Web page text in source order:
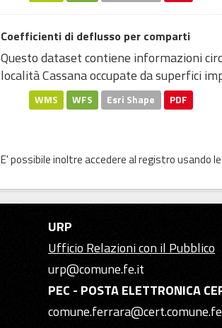
Coefficienti di deflusso per comparti
Questo dataset contiene informazioni
località Cassana occupate da superfici
WMS WFS Esri Shape PDF
E' possibile inoltre accedere al registro usando le
URP
Ufficio Relazioni con il Pubblico
urp@comune.fe.it
PEC - POSTA ELETTRONICA